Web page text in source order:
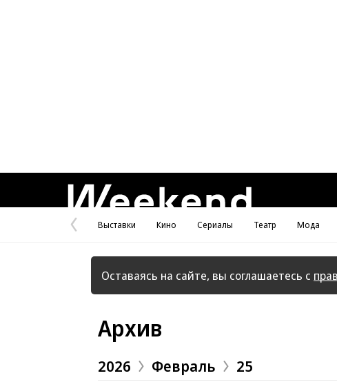
Предыдущая
страница
Выставки Кино Сериалы Театр Мода
Оставаясь на сайте, вы соглашаетесь с
Архив
2026 Февраль 25